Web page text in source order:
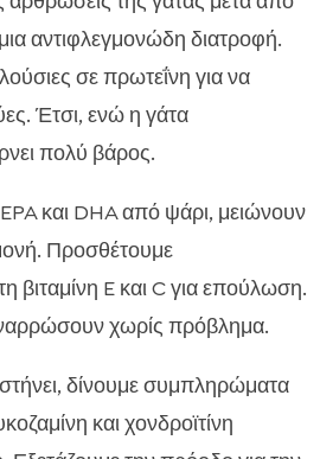
αντιφλεγμονώδη διατροφή.
σε πρωτεΐνη για να
Έτσι, ενώ η γάτα
πολύ βάρος.
και DHA από ψάρι, μειώνουν
Προσθέτουμε
βιταμίνη E και C για επούλωση.
χωρίς πρόβλημα.
δίνουμε συμπληρώματα
και χονδροϊτίνη